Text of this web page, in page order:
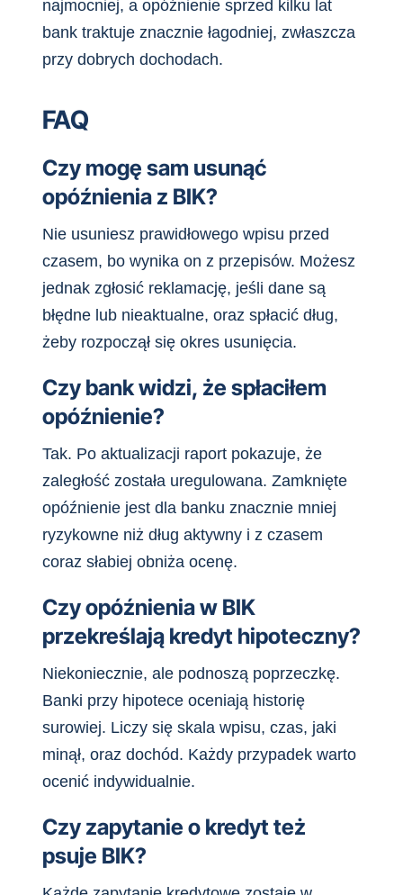
najmocniej, a opóźnienie sprzed kilku lat
bank traktuje znacznie łagodniej, zwłaszcza
przy dobrych dochodach.
FAQ
Czy mogę sam usunąć
opóźnienia z BIK?
Nie usuniesz prawidłowego wpisu przed
czasem, bo wynika on z przepisów. Możesz
jednak zgłosić reklamację, jeśli dane są
błędne lub nieaktualne, oraz spłacić dług,
żeby rozpoczął się okres usunięcia.
Czy bank widzi, że spłaciłem
opóźnienie?
Tak. Po aktualizacji raport pokazuje, że
zaległość została uregulowana. Zamknięte
opóźnienie jest dla banku znacznie mniej
ryzykowne niż dług aktywny i z czasem
coraz słabiej obniża ocenę.
Czy opóźnienia w BIK
przekreślają kredyt hipoteczny?
Niekoniecznie, ale podnoszą poprzeczkę.
Banki przy hipotece oceniają historię
surowiej. Liczy się skala wpisu, czas, jaki
minął, oraz dochód. Każdy przypadek warto
ocenić indywidualnie.
Czy zapytanie o kredyt też
psuje BIK?